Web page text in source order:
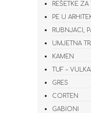
REŠETKE
PE U
RUBNJACI,
UMJETNA
KAMEN
TUF –
GRES
CORTEN
GABIONI